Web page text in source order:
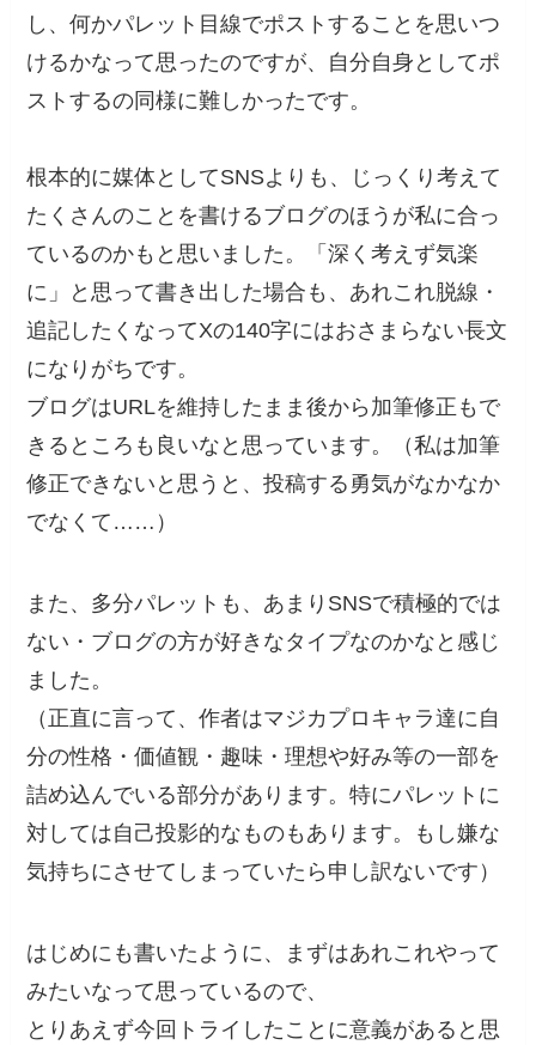
し、何かパレット目線でポストすることを思いつ
けるかなって思ったのですが、自分自身としてポ
ストするの同様に難しかったです。
根本的に媒体としてSNSよりも、じっくり考えて
たくさんのことを書けるブログのほうが私に合っ
ているのかもと思いました。「深く考えず気楽
に」と思って書き出した場合も、あれこれ脱線・
追記したくなってXの140字にはおさまらない長文
になりがちです。
ブログはURLを維持したまま後から加筆修正もで
きるところも良いなと思っています。（私は加筆
修正できないと思うと、投稿する勇気がなかなか
でなくて……）
また、多分パレットも、あまりSNSで積極的では
ない・ブログの方が好きなタイプなのかなと感じ
ました。
（正直に言って、作者はマジカプロキャラ達に自
分の性格・価値観・趣味・理想や好み等の一部を
詰め込んでいる部分があります。特にパレットに
対しては自己投影的なものもあります。もし嫌な
気持ちにさせてしまっていたら申し訳ないです）
はじめにも書いたように、まずはあれこれやって
みたいなって思っているので、
とりあえず今回トライしたことに意義があると思